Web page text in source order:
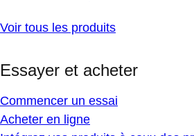
Voir tous les produits
Essayer et acheter
Commencer un essai
Acheter en ligne